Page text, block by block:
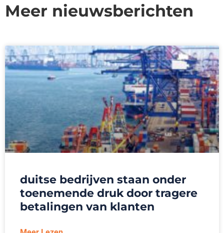
Meer nieuwsberichten
duitse bedrijven staan onder
toenemende druk door tragere
betalingen van klanten